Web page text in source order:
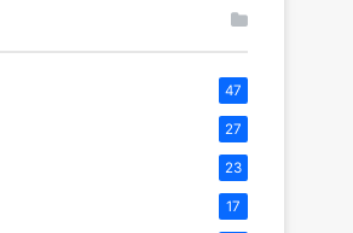
47
27
23
17